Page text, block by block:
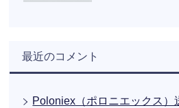
最近のコメント
Poloniex（ポロニエックス）